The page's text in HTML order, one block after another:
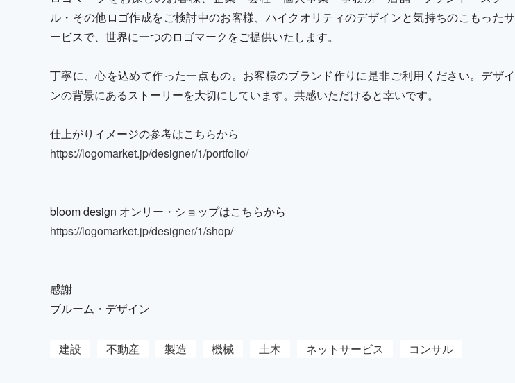
ル・その他ロゴ作成をご検討中のお客様、ハイクオリティのデザインと気持ちのこもったサ
ービスで、世界に一つのロゴマークをご提供いたします。
丁寧に、心を込めて作った一点もの。お客様のブランド作りに是非ご利用ください。デザイ
ンの背景にあるストーリーを大切にしています。共感いただけると幸いです。
仕上がりイメージの参考はこちらから
https://logomarket.jp/designer/1/portfolio/
bloom design オンリー・ショップはこちらから
https://logomarket.jp/designer/1/shop/
感謝
ブルーム・デザイン
建設 不動産 製造 機械 土木 ネットサービス コンサル